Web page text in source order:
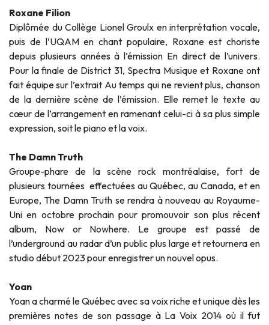
Roxane Filion
Diplômée du Collège Lionel Groulx en interprétation vocale,
puis de l’UQAM en chant populaire, Roxane est choriste
depuis plusieurs années à l’émission En direct de l’univers.
Pour la finale de District 31, Spectra Musique et Roxane ont
fait équipe sur l’extrait Au temps qui ne revient plus, chanson
de la dernière scène de l’émission. Elle remet le texte au
cœur de l’arrangement en ramenant celui-ci à sa plus simple
expression, soit le piano et la voix.
The Damn Truth
Groupe-phare de la scène rock montréalaise, fort de
plusieurs tournées effectuées au Québec, au Canada, et en
Europe, The Damn Truth se rendra à nouveau au Royaume-
Uni en octobre prochain pour promouvoir son plus récent
album, Now or Nowhere. Le groupe est passé de
l’underground au radar d’un public plus large et retournera en
studio début 2023 pour enregistrer un nouvel opus.
Yoan
Yoan a charmé le Québec avec sa voix riche et unique dès les
premières notes de son passage à La Voix 2014 où il fut